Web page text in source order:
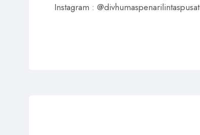
Instagram : @divhumaspenarilintaspusat